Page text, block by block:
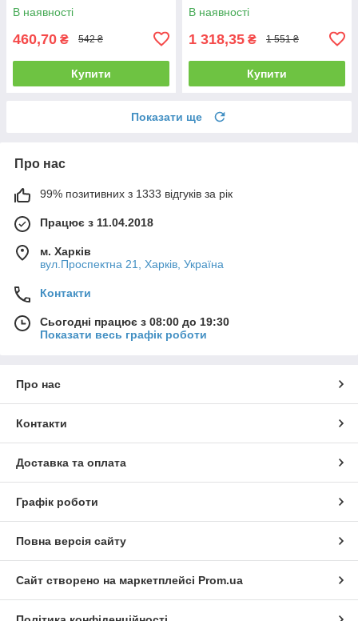
В наявності
460,70 ₴ 542 ₴
Купити
В наявності
1 318,35 ₴ 1 551 ₴
Купити
Показати ще
Про нас
99% позитивних з 1333 відгуків за рік
Працює з 11.04.2018
м. Харків
вул.Проспектна 21, Харків, Україна
Контакти
Сьогодні працює з 08:00 до 19:30
Показати весь графік роботи
Про нас
Контакти
Доставка та оплата
Графік роботи
Повна версія сайту
Сайт створено на маркетплейсі Prom.ua